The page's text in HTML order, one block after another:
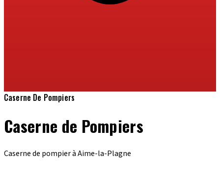
Caserne De Pompiers
Caserne de Pompiers
Caserne de pompier à Aime-la-Plagne